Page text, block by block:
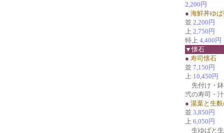
2,200円
● 海鮮丼ゆ
並 2,200円
上 2,750円
特上 4,400円
▼懐石
● 寿司懐石
並 7,150円
上 10,450円
先付け・鉢
弐の寿司・
● 湯葉と生
並 3,850円
上 6,050円
生ゆばと生